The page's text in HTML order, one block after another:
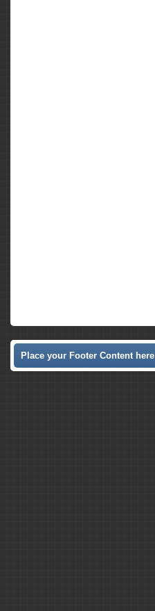
Place your Footer Content here